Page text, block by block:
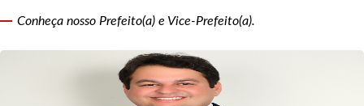
Conheça nosso Prefeito(a) e Vice-Prefeito(a).